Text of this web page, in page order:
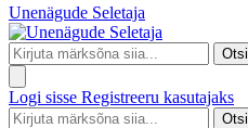
Unenägude Seletaja
Otsi
Logi sisse Registreeru kasutajaks
Otsi